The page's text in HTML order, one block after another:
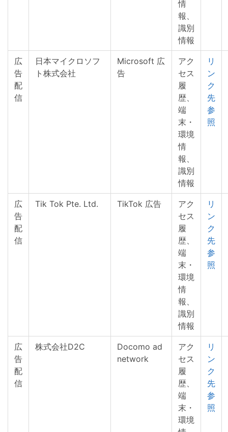
情
報、
識別
情報
広
告
配
信
日本マイクロソフ
ト株式会社
Microsoft 広
告
アク
セス
履
歴、
端
末・
環境
情
報、
識別
情報
リ
ン
ク
先
参
照
広
告
配
信
Tik Tok Pte. Ltd. TikTok 広告
アク
セス
履
歴、
端
末・
環境
情
報、
識別
情報
リ
ン
ク
先
参
照
広
告
配
信
株式会社D2C
Docomo ad
network
アク
セス
履
歴、
端
末・
環境
リ
ン
ク
先
参
照